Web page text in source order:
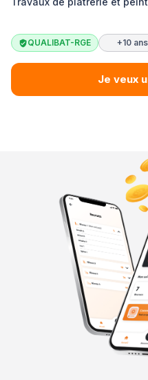
QUALIBAT-RGE +10
Je veux